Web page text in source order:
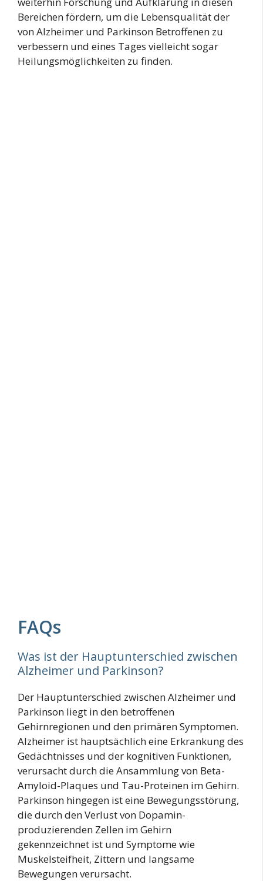
Bereichen fördern, um die Lebensqualität der
von Alzheimer und Parkinson Betroffenen zu
verbessern und eines Tages vielleicht sogar
Heilungsmöglichkeiten zu finden.
FAQs
Was ist der Hauptunterschied zwischen
Alzheimer und Parkinson?
Der Hauptunterschied zwischen Alzheimer und
Parkinson liegt in den betroffenen
Gehirnregionen und den primären Symptomen.
Alzheimer ist hauptsächlich eine Erkrankung des
Gedächtnisses und der kognitiven Funktionen,
verursacht durch die Ansammlung von Beta-
Amyloid-Plaques und Tau-Proteinen im Gehirn.
Parkinson hingegen ist eine Bewegungsstörung,
die durch den Verlust von Dopamin-
produzierenden Zellen im Gehirn
gekennzeichnet ist und Symptome wie
Muskelsteifheit, Zittern und langsame
Bewegungen verursacht.